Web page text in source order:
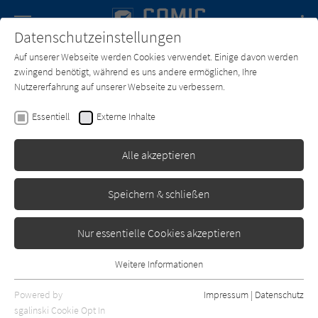
SUCHE Forum Charts Newsletter
Eric Trautmann
Standard
nur rezensierte Titel anzeigen
Datenschutzeinstellungen
Auf unserer Webseite werden Cookies verwendet. Einige davon werden
zwingend benötigt, während es uns andere ermöglichen, Ihre
Nutzererfahrung auf unserer Webseite zu verbessern.
Essentiell Externe Inhalte
Alle akzeptieren
Speichern & schließen
Nur essentielle Cookies akzeptieren
Essentielle Cookies werden für grundlegende Funktionen der
Webseite benötigt. Dadurch ist gewährleistet, dass die Webseite
Weitere Informationen
Powered by
sgalinski Cookie Opt In
Impressum | Datenschutz